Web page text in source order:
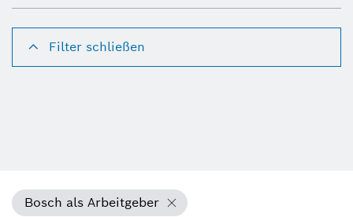
Filter schließen
Bosch als Arbeitgeber